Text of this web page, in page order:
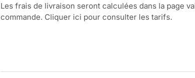
Les frais de livraison seront calculées dans la page
commande. Cliquer ici pour consulter les tarifs.